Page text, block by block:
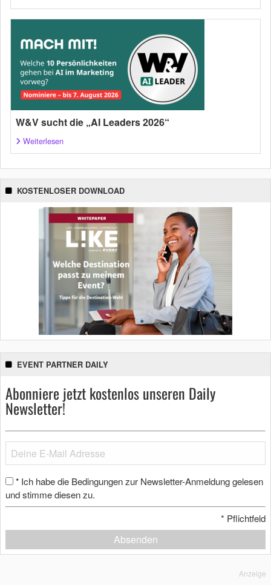
W&V sucht die „AI Leaders 2026“
Weiterlesen
KOSTENLOSER DOWNLOAD
EVENT PARTNER DAILY
Abonniere jetzt kostenlos unseren Daily
Newsletter!
* Ich habe die Bedingungen zur Newsletter-Anmeldung gelesen
und stimme diesen zu.
* Pflichtfeld
Absenden
Anzeige